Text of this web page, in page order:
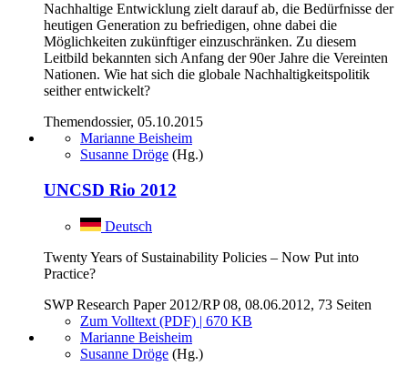
Nachhaltige Entwicklung zielt darauf ab, die Bedürfnisse der
heutigen Generation zu befriedigen, ohne dabei die
Möglichkeiten zukünftiger einzuschränken. Zu diesem
Leitbild bekannten sich Anfang der 90er Jahre die Vereinten
Nationen. Wie hat sich die globale Nachhaltigkeitspolitik
seither entwickelt?
Themendossier, 05.10.2015
Marianne Beisheim
Susanne Dröge (Hg.)
UNCSD Rio 2012
Deutsch
Twenty Years of Sustainability Policies – Now Put into
Practice?
SWP Research Paper 2012/RP 08, 08.06.2012, 73 Seiten
Zum Volltext (PDF) | 670 KB
Marianne Beisheim
Susanne Dröge (Hg.)